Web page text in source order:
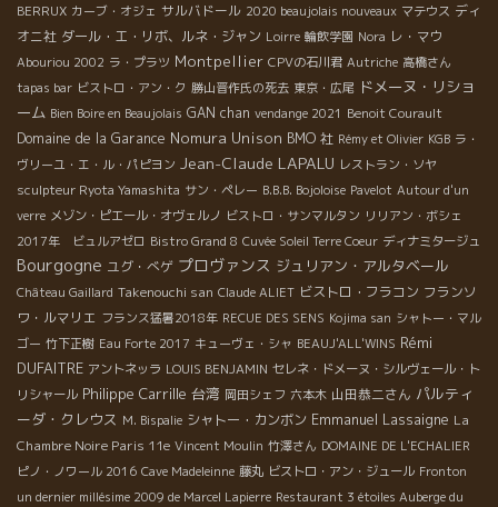
BERRUX カーブ・オジェ サルバドール 2020 beaujolais nouveaux マテウス ディ
オニ社 ダール・エ・リボ、ルネ・ジャン Loirre 輪飲学園 Nora レ・マウ
Abouriou 2002 ラ・プラツ Montpellier CPVの石川君 Autriche 高橋さん
tapas bar ビストロ・アン・ク 勝山晋作氏の死去 東京・広尾 ドメーヌ・リショ
ーム Bien Boire en Beaujolais GAN chan vendange 2021 Benoit Courault
Domaine de la Garance Nomura Unison BMO 社 Rémy et Olivier KGB ラ・
ヴリーユ・エ・ル・パピヨン Jean-Claude LAPALU レストラン・ソヤ
sculpteur Ryota Yamashita サン・ペレー B.B.B. Bojoloise Pavelot Autour d'un
verre メゾン・ピエール・オヴェルノ ビストロ・サンマルタン リリアン・ボシェ
2017年 ビュルアゼロ Bistro Grand 8 Cuvée Soleil Terre Coeur ディナミタージュ
Bourgogne ユグ・べゲ プロヴァンス ジュリアン・アルタベール
Château Gaillard Takenouchi san Claude ALIET ビストロ・フラコン フランソ
ワ・ルマリエ フランス猛暑2018年 RECUE DES SENS Kojima san シャトー・マル
ゴー 竹下正樹 Eau Forte 2017 キューヴェ・シャ BEAUJ'ALL'WINS Rémi
DUFAITRE アントネッラ LOUIS BENJAMIN セレネ・ドメーヌ・シルヴェール・ト
リシャール Philippe Carrille 台湾 岡田シェフ 六本木 山田恭二さん パルティ
ーダ・クレウス M. Bispalie シャトー・カンボン Emmanuel Lassaigne La
Chambre Noire Paris 11e Vincent Moulin 竹澤さん DOMAINE DE L'ECHALIER
ピノ・ノワール 2016 Cave Madeleinne 藤丸 ビストロ・アン・ジュール Fronton
un dernier millésime 2009 de Marcel Lapierre Restaurant 3 étoiles Auberge du